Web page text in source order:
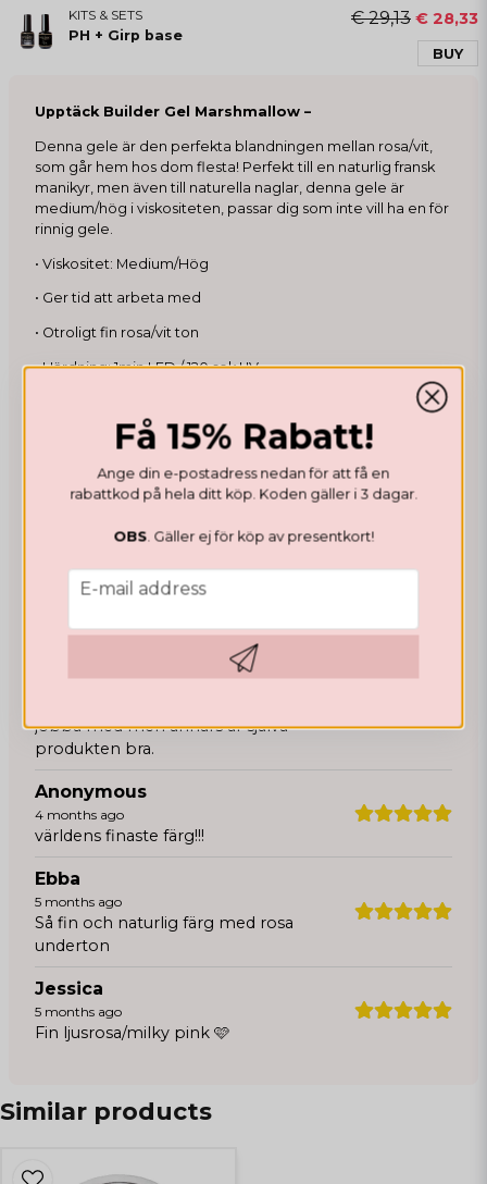
KITS & SETS
PH + Girp base
€ 29,13 € 28,33
BUY
Upptäck Builder Gel Marshmallow –
Denna gele är den perfekta blandningen mellan rosa/vit,
som går hem hos dom flesta! Perfekt till en naturlig fransk
manikyr, men även till naturella naglar, denna gele är
medium/hög i viskositeten, passar dig som inte vill ha en för
rinnig gele.
• Viskositet: Medium/Hög
• Ger tid att arbeta med
• Otroligt fin rosa/vit ton
• Härdning: 1min LED / 120 sek UV
Observera att färgen kan upplevas olika beroende på
Recensioner
Anonymous
Jätte fin färg men om ni gillar att ha lite
tunnare naglar så blir denna gelé tyvärr
lite genomskillning, viskositet skulle jag
jobba med men annars är själva
produkten bra.
Anonymous
4 months ago
världens finaste färg!!!
Ebba
5 months ago
Så fin och naturlig färg med rosa
underton
Jessica
5 months ago
Fin ljusrosa/milky pink 🩷
8 months ago
Lätt att jobba med, perfekt rosa färg
Similar products
Få 15% Rabatt!
Ange din e-postadress nedan för att få en
rabattkod på hela ditt köp. Koden gäller i 3 dagar.
OBS. Gäller ej för köp av presentkort!
email
E-mail address